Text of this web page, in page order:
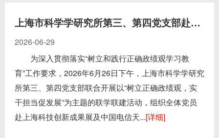
上海市科学学研究所第三、第四党支部赴上海科技创新成...
2026-06-29
为深入贯彻落实“树立和践行正确政绩观学习教
育”工作要求，2026年6月26日下午，上海市科学学研究
所第三、第四党支部联合开展以“树立正确政绩观，实
干担当促发展”为主题的联学联建活动，组织全体党员
赴上海科技创新成果展及中国电信天...[详细]